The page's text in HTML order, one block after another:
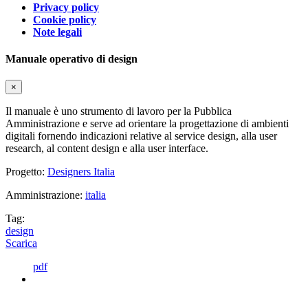
Privacy policy
Cookie policy
Note legali
Manuale operativo di design
×
Il manuale è uno strumento di lavoro per la Pubblica
Amministrazione e serve ad orientare la progettazione di ambienti
digitali fornendo indicazioni relative al service design, alla user
research, al content design e alla user interface.
Progetto: Designers Italia
Amministrazione: italia
Tag:
design
Scarica
pdf